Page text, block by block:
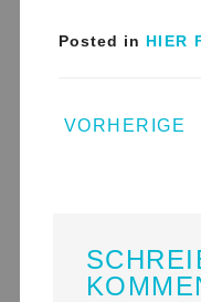
Posted in HIER
POST
VORHERIGE